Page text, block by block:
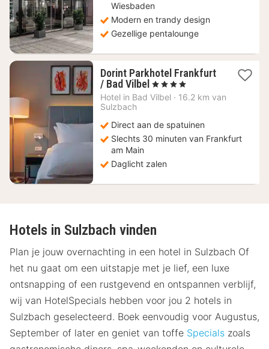
Wiesbaden
Modern en trandy design
Gezellige pentalounge
Dorint Parkhotel Frankfurt
/ Bad Vilbel 1
nacht
€
, 4 Sterren
Hotel in Bad Vilbel · 16.2 km van
Sulzbach
Direct aan de spatuinen
Slechts 30 minuten van Frankfurt
am Main
Daglicht zalen
Hotels in Sulzbach vinden
Plan je jouw overnachting in een hotel in Sulzbach Of
het nu gaat om een uitstapje met je lief, een luxe
ontsnapping of een rustgevend en ontspannen verblijf,
wij van HotelSpecials hebben voor jou 2 hotels in
Sulzbach geselecteerd. Boek eenvoudig voor Augustus,
September of later en geniet van toffe Specials zoals